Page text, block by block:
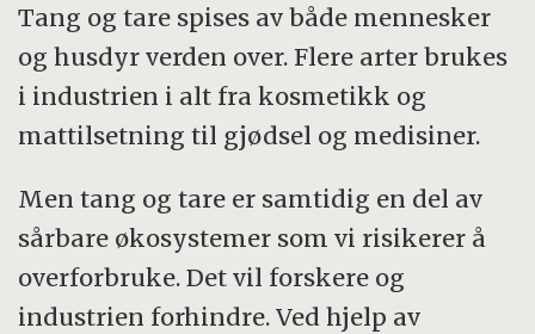
Tang og tare spises av både mennesker
og husdyr verden over. Flere arter brukes
i industrien i alt fra kosmetikk og
mattilsetning til gjødsel og medisiner.
Men tang og tare er samtidig en del av
sårbare økosystemer som vi risikerer å
overforbruke. Det vil forskere og
industrien forhindre. Ved hjelp av